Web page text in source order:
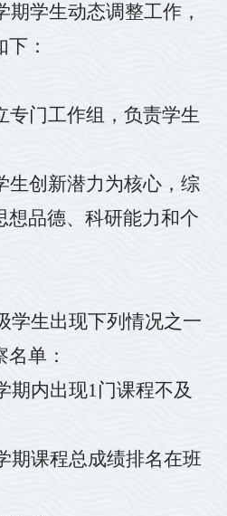
期学生动态调整工作，
：
专门工作组，负责学生
生创新潜力为核心，综
想品德、科研能力和个
学生出现下列情况之一
单：
期内出现1门课程不及
期课程总成绩排名在班